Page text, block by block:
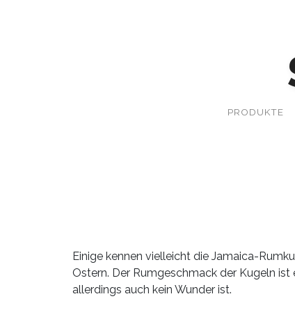
PRODUKTE
Einige kennen vielleicht die Jamaica-
Ostern. Der Rumgeschmack der Kugeln
allerdings auch kein Wunder ist.